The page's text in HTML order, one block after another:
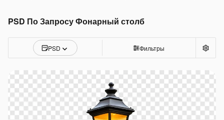
PSD По Запросу Фонарный столб
PSD Фильтры